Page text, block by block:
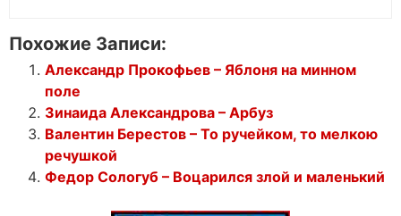
Похожие Записи:
Александр Прокофьев – Яблоня на минном
поле
Зинаида Александрова – Арбуз
Валентин Берестов – То ручейком, то мелкою
речушкой
Федор Сологуб – Воцарился злой и маленький